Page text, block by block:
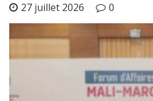
27 juillet 2026 0